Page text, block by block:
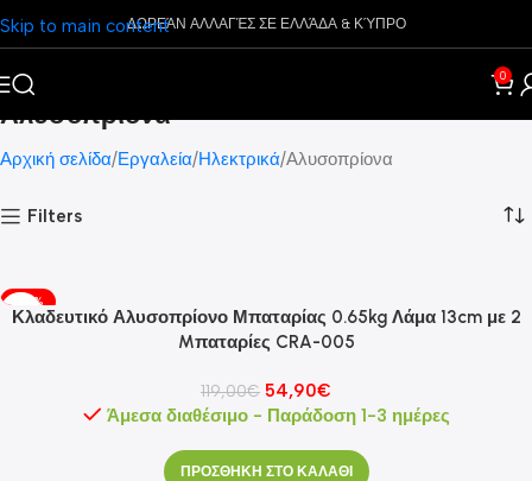
Skip to main contentΔΩΡΕΆΝ ΑΛΛΑΓΈΣ ΣΕ ΕΛΛΆΔΑ & ΚΎΠΡΟ
0
Αλυσοπρίονα
Αρχική σελίδα Εργαλεία Ηλεκτρικά Αλυσοπρίονα
Filters
-54%
Κλαδευτικό Αλυσοπρίονο Μπαταρίας 0.65kg Λάμα 13cm με 2
Mπαταρίες CRA-005
119,00€ 54,90€
Άμεσα διαθέσιμο - Παράδοση 1-3 ημέρες
ΠΡΟΣΘΗΚΗ ΣΤΟ ΚΑΛΑΘΙ